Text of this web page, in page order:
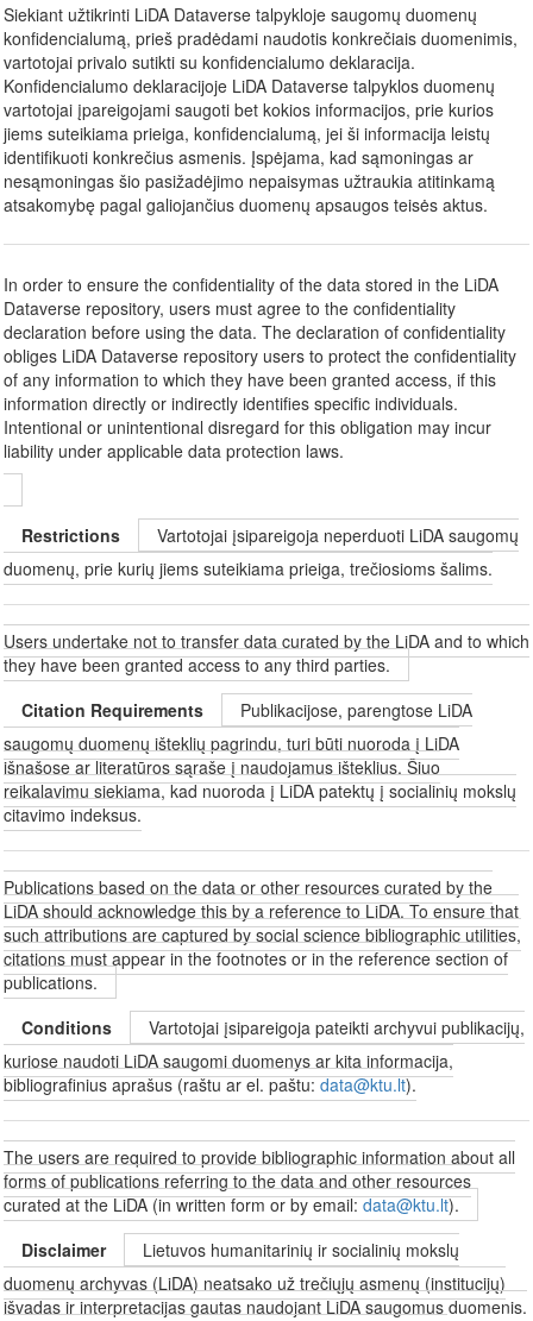
Siekiant užtikrinti LiDA Dataverse talpykloje saugomų duomenų
konfidencialumą, prieš pradėdami naudotis konkrečiais duomenimis,
vartotojai privalo sutikti su konfidencialumo deklaracija.
Konfidencialumo deklaracijoje LiDA Dataverse talpyklos duomenų
vartotojai įpareigojami saugoti bet kokios informacijos, prie kurios
jiems suteikiama prieiga, konfidencialumą, jei ši informacija leistų
identifikuoti konkrečius asmenis. Įspėjama, kad sąmoningas ar
nesąmoningas šio pasižadėjimo nepaisymas užtraukia atitinkamą
atsakomybę pagal galiojančius duomenų apsaugos teisės aktus.
In order to ensure the confidentiality of the data stored in the LiDA
Dataverse repository, users must agree to the confidentiality
declaration before using the data. The declaration of confidentiality
obliges LiDA Dataverse repository users to protect the confidentiality
of any information to which they have been granted access, if this
information directly or indirectly identifies specific individuals.
Intentional or unintentional disregard for this obligation may incur
liability under applicable data protection laws.
Restrictions
Vartotojai įsipareigoja neperduoti LiDA saugomų
duomenų, prie kurių jiems suteikiama prieiga, trečiosioms šalims.
Users undertake not to transfer data curated by the LiDA and to which
they have been granted access to any third parties.
Citation Requirements
Publikacijose, parengtose LiDA
saugomų duomenų išteklių pagrindu, turi būti nuoroda į LiDA
išnašose ar literatūros sąraše į naudojamus išteklius. Šiuo
reikalavimu siekiama, kad nuoroda į LiDA patektų į socialinių mokslų
citavimo indeksus.
Publications based on the data or other resources curated by the
LiDA should acknowledge this by a reference to LiDA. To ensure that
such attributions are captured by social science bibliographic utilities,
citations must appear in the footnotes or in the reference section of
publications.
Conditions
Vartotojai įsipareigoja pateikti archyvui publikacijų,
kuriose naudoti LiDA saugomi duomenys ar kita informacija,
bibliografinius aprašus (raštu ar el. paštu:data@ktu.lt).
The users are required to provide bibliographic information about all
forms of publications referring to the data and other resources
curated at the LiDA (in written form or by email:data@ktu.lt).
Disclaimer
Lietuvos humanitarinių ir socialinių mokslų
duomenų archyvas (LiDA) neatsako už trečiųjų asmenų (institucijų)
išvadas ir interpretacijas gautas naudojant LiDA saugomus duomenis.